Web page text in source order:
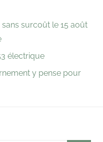
surcoût le 15 août
électrique
y pense pour